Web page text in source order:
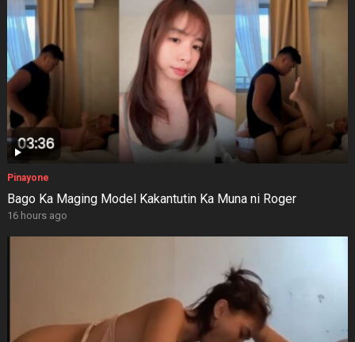
Pinayone
Bago Ka Maging Model Kakantutin Ka Muna ni Roger
16 hours ago